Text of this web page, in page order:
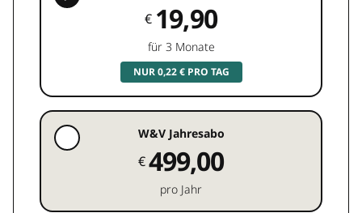
€ 19,90
für 3 Monate
NUR 0,22 € PRO TAG
W&V Jahresabo
€499,00
pro Jahr